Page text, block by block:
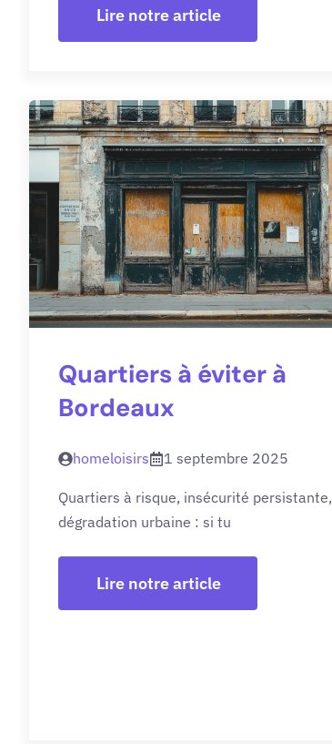
Lire notre article
Quartiers à éviter à
Bordeaux
homeloisirs 1 septembre 2025
Quartiers à risque, insécurité persistante,
dégradation urbaine : si tu
Lire notre article